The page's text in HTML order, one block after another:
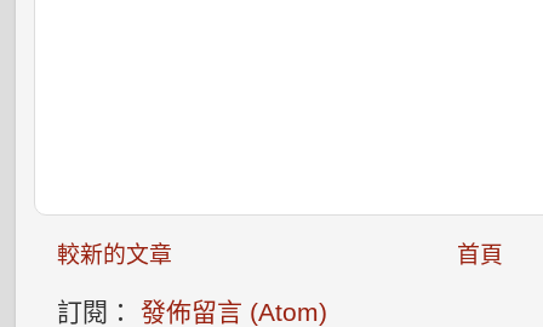
較新的文章 首頁
訂閱： 發佈留言 (Atom)